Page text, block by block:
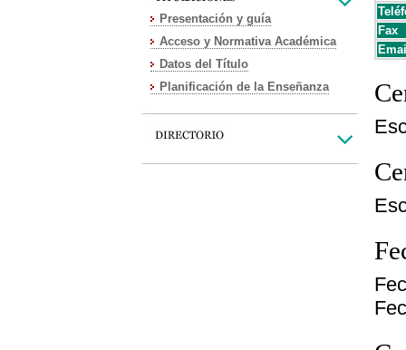
Presentación y guía
Acceso y Normativa Académica
Datos del Título
Planificación de la Enseñanza
Fax